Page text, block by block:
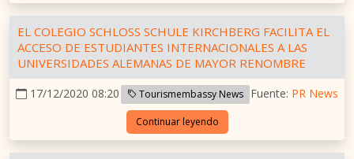
EL COLEGIO SCHLOSS SCHULE KIRCHBERG FACILITA EL
ACCESO DE ESTUDIANTES INTERNACIONALES A LAS
UNIVERSIDADES ALEMANAS DE MAYOR RENOMBRE
17/12/2020 08:20 Tourismembassy News Fuente: PR News
Continuar leyendo